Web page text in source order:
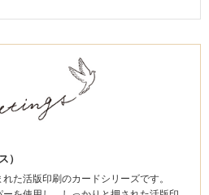
）
た活版印刷のカードシリーズです。